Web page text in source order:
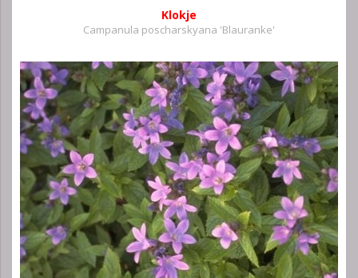
Klokje
Campanula poscharskyana 'Blauranke'